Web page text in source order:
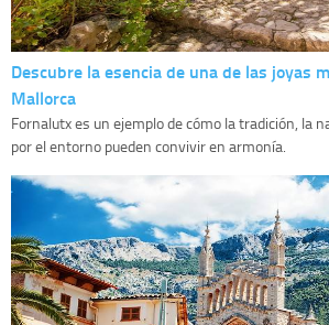
Descubre la esencia de una de las joyas
Mallorca
Fornalutx es un ejemplo de cómo la tradición, la
por el entorno pueden convivir en armonía.